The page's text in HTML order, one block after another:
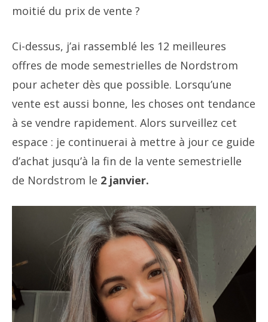
moitié du prix de vente ?
Ci-dessus, j’ai rassemblé les 12 meilleures
offres de mode semestrielles de Nordstrom
pour acheter dès que possible. Lorsqu’une
vente est aussi bonne, les choses ont tendance
à se vendre rapidement. Alors surveillez cet
espace : je continuerai à mettre à jour ce guide
d’achat jusqu’à la fin de la vente semestrielle
de Nordstrom le 2 janvier.